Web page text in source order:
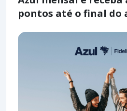
pontos até o final do